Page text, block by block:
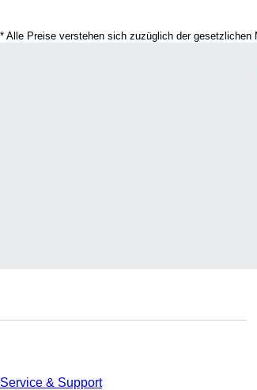
* Alle Preise verstehen sich zuzüglich der gesetzlichen
Service & Support